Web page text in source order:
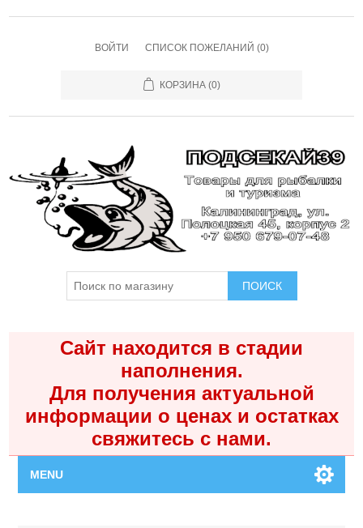
ВОЙТИ СПИСОК ПОЖЕЛАНИЙ (0)
КОРЗИНА (0)
ПОИСК
Сайт находится в стадии
наполнения.
Для получения актуальной
информации о ценах и остатках
свяжитесь с нами.
MENU